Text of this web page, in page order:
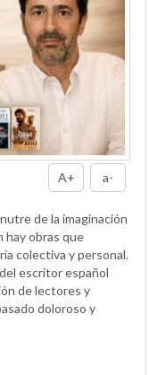
A+ a-
de la imaginación
hay obras que
colectiva y personal.
escritor español
de lectores y
doloroso y